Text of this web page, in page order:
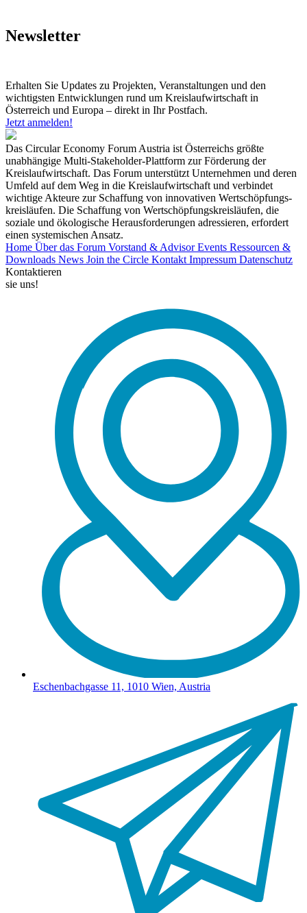
Newsletter
Erhalten Sie Updates zu Projekten, Veranstaltungen und den
wichtigsten Entwicklungen rund um Kreislaufwirtschaft in
Österreich und Europa – direkt in Ihr Postfach.
Jetzt anmelden!
Das Circular Economy Forum Austria ist Österreichs größte
unabhängige Multi-Stakeholder-Plattform zur Förderung der
Kreislaufwirtschaft. Das Forum unterstützt Unternehmen und deren
Umfeld auf dem Weg in die Kreislaufwirtschaft und verbindet
wichtige Akteure zur Schaffung von innovativen Wertschöpfungs-
kreisläufen. Die Schaffung von Wertschöpfungskreisläufen, die
soziale und ökologische Herausforderungen adressieren, erfordert
einen systemischen Ansatz.
Home Über das Forum Vorstand & AdvisorEvents Ressourcen &
Downloads News Join the Circle Kontakt Impressum Datenschutz
Kontaktieren
sie uns!
Eschenbachgasse 11, 1010 Wien, Austria